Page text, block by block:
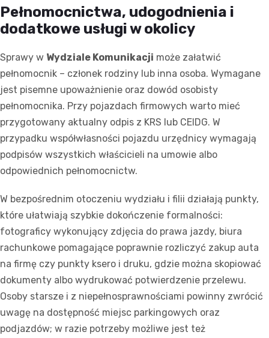
Pełnomocnictwa, udogodnienia i
dodatkowe usługi w okolicy
Sprawy w Wydziale Komunikacji może załatwić
pełnomocnik – członek rodziny lub inna osoba. Wymagane
jest pisemne upoważnienie oraz dowód osobisty
pełnomocnika. Przy pojazdach firmowych warto mieć
przygotowany aktualny odpis z KRS lub CEIDG. W
przypadku współwłasności pojazdu urzędnicy wymagają
podpisów wszystkich właścicieli na umowie albo
odpowiednich pełnomocnictw.
W bezpośrednim otoczeniu wydziału i filii działają punkty,
które ułatwiają szybkie dokończenie formalności:
fotograficy wykonujący zdjęcia do prawa jazdy, biura
rachunkowe pomagające poprawnie rozliczyć zakup auta
na firmę czy punkty ksero i druku, gdzie można skopiować
dokumenty albo wydrukować potwierdzenie przelewu.
Osoby starsze i z niepełnosprawnościami powinny zwrócić
uwagę na dostępność miejsc parkingowych oraz
podjazdów; w razie potrzeby możliwe jest też